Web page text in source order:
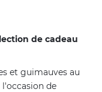
de cadeau
et guimauves au
l'occasion de